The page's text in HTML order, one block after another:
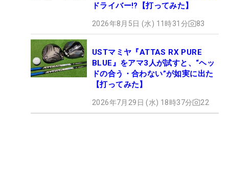
ドライバー!?【打ってみた】
2026年8月5日 (水) 11時31分 83
USTマミヤ『ATTAS RX PURE
BLUE』をアマ3人が試すと、“ヘッ
ドの合う・合わない”が如実に出た
【打ってみた】
2026年7月29日 (水) 18時37分 22